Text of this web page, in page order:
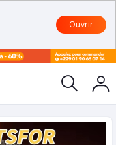
Ouvrir